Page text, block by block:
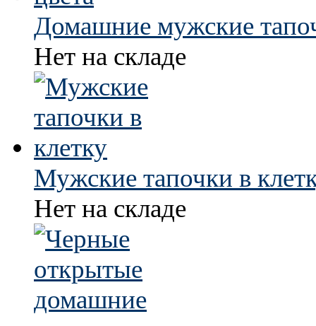
Домашние мужские
Нет на складе
Мужские тапочки в
Нет на складе